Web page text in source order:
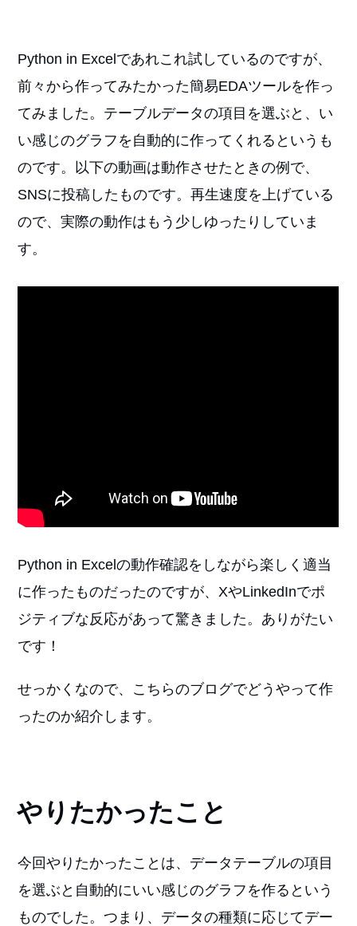
Python in Excelであれこれ試しているのですが、
前々から作ってみたかった簡易EDAツールを作っ
てみました。テーブルデータの項目を選ぶと、い
い感じのグラフを自動的に作ってくれるというも
のです。以下の動画は動作させたときの例で、
SNSに投稿したものです。再生速度を上げている
ので、実際の動作はもう少しゆったりしていま
す。
Python in Excelの動作確認をしながら楽しく適当
に作ったものだったのですが、XやLinkedInでポ
ジティブな反応があって驚きました。ありがたい
です！
せっかくなので、こちらのブログでどうやって作
ったのか紹介します。
やりたかったこと
今回やりたかったことは、データテーブルの項目
を選ぶと自動的にいい感じのグラフを作るという
ものでした。つまり、データの種類に応じてデー